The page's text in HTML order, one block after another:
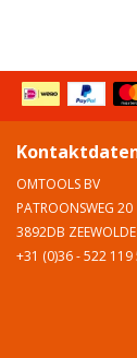
OMTOOLS BV
PATROONSWEG 20
3892DB ZEEWOLDE
+31 (0)36 - 522 119